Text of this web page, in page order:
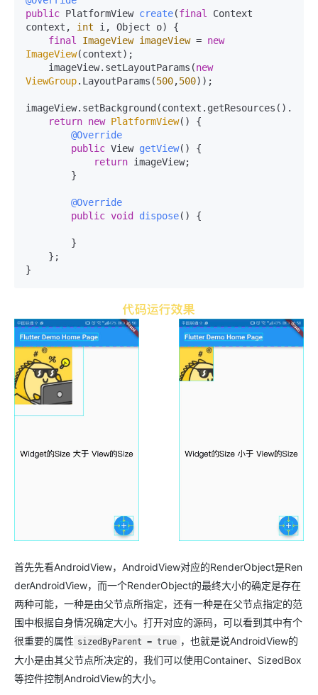
public PlatformView create(final Context
context, int i, Object o)
{
final
ImageView imageView = new
ImageView(context);
    imageView.setLayoutParams(
new
ViewGroup.LayoutParams(500,500));
return new PlatformView() {
@Override
public View getView()
{
return imageView;
@Override
public void dispose() {
}
首先先看AndroidView，AndroidView对应的RenderObject是Ren
derAndroidView，而一个RenderObject的最终大小的确定是存在
两种可能，一种是由父节点所指定，还有一种是在父节点指定的范
围中根据自身情况确定大小。打开对应的源码，可以看到其中有个
很重要的属性 sizedByParent = true ，也就是说AndroidView的
大小是由其父节点所决定的，我们可以使用Container、SizedBox
等控件控制AndroidView的大小。